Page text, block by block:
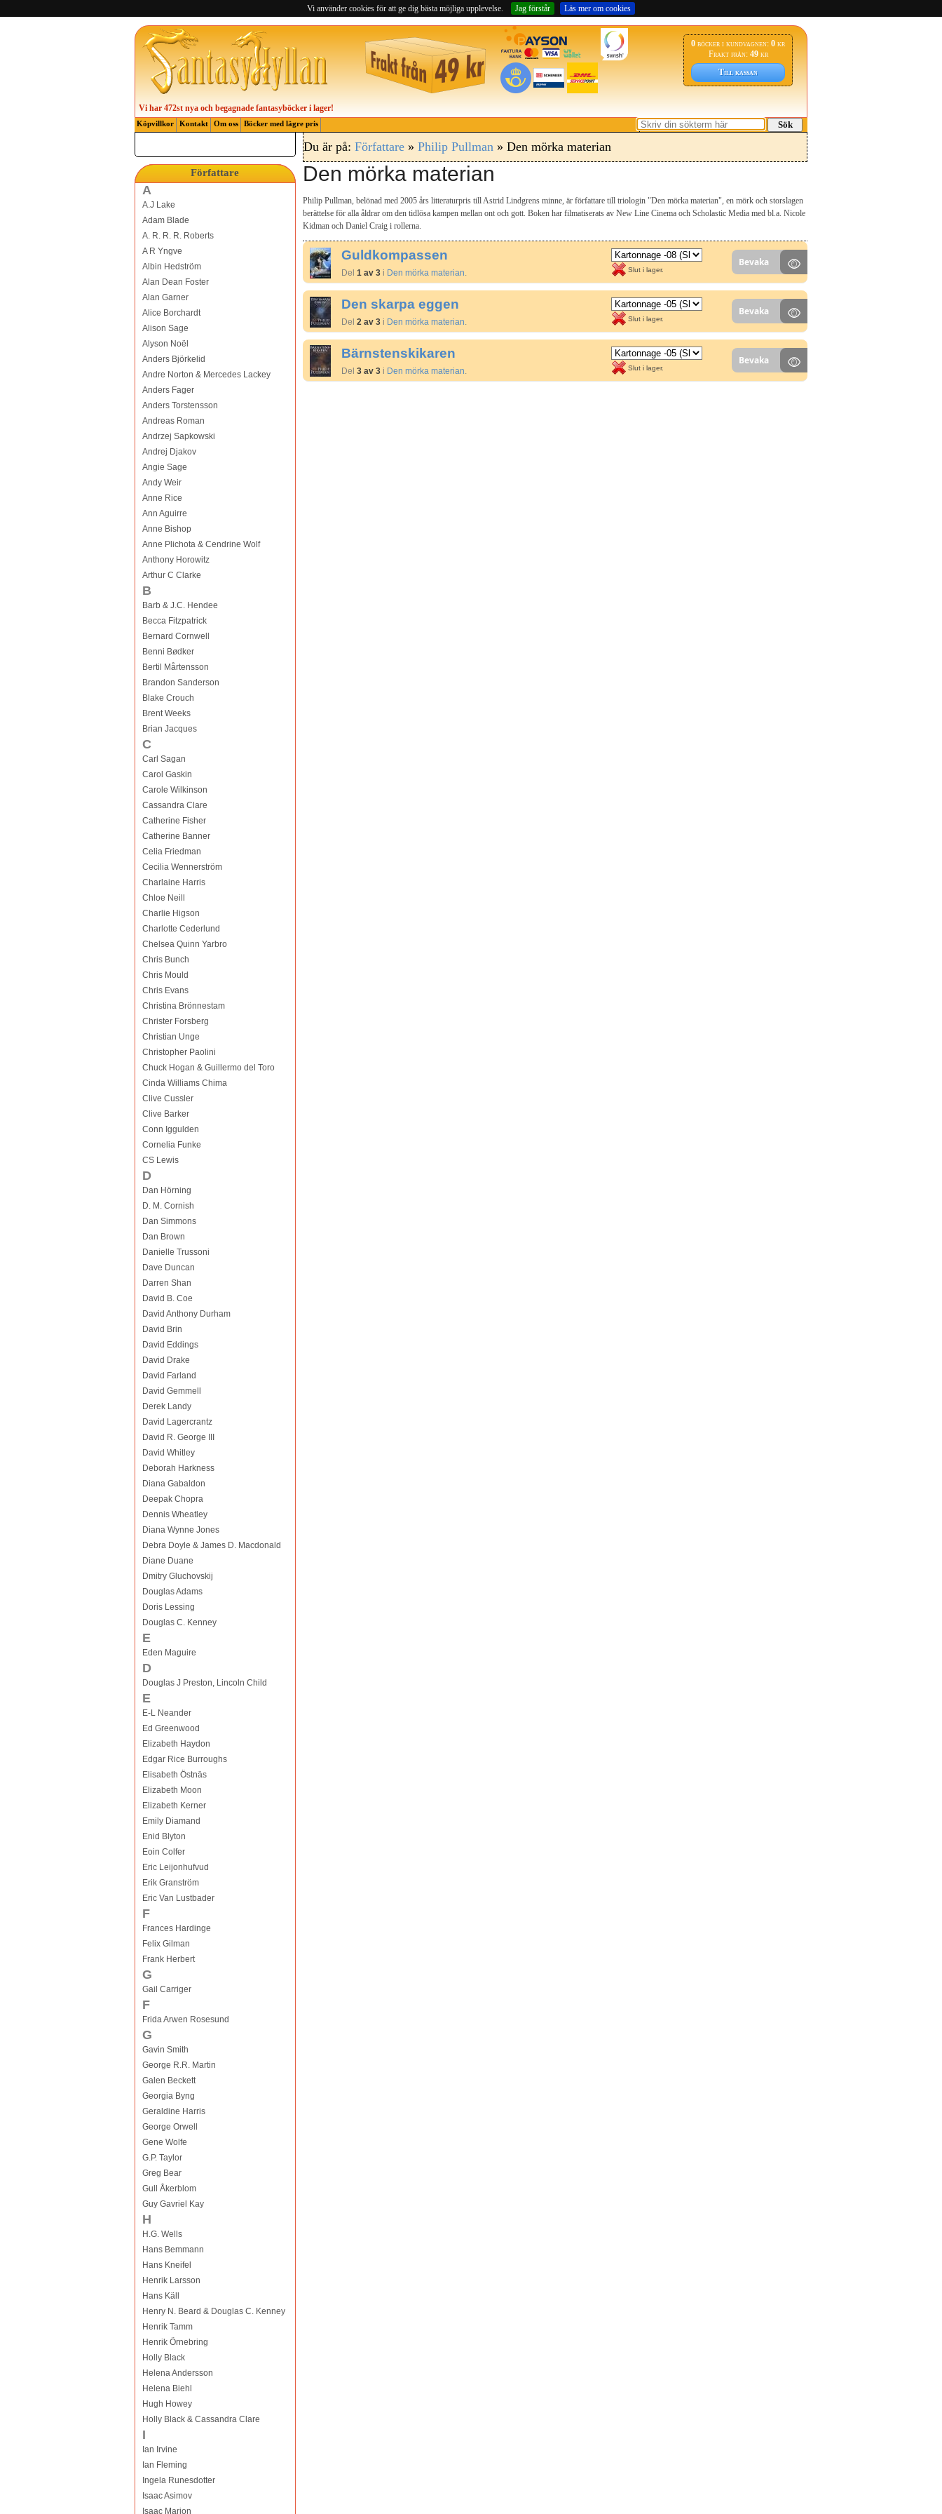
Vi använder cookies för att ge dig bästa möjliga upplevelse. Jag förstår Läs mer om cookies
0 böcker i kundvagnen:0kr
Frakt från: 49kr
Till kassan
Vi har 472st nya och begagnade fantasyböcker i lager!
Köpvillkor Kontakt Om oss Böcker med lägre pris Sök
Författare
A
A.J Lake
Adam Blade
A. R. R. R. Roberts
A R Yngve
Albin Hedström
Alan Dean Foster
Alan Garner
Alice Borchardt
Alison Sage
Alyson Noël
Anders Björkelid
Andre Norton & Mercedes Lackey
Anders Fager
Anders Torstensson
Andreas Roman
Andrzej Sapkowski
Andrej Djakov
Angie Sage
Andy Weir
Anne Rice
Ann Aguirre
Anne Bishop
Anne Plichota & Cendrine Wolf
Anthony Horowitz
Arthur C Clarke
B
Barb & J.C. Hendee
Becca Fitzpatrick
Bernard Cornwell
Benni Bødker
Bertil Mårtensson
Brandon Sanderson
Blake Crouch
Brent Weeks
Brian Jacques
C
Carl Sagan
Carol Gaskin
Carole Wilkinson
Cassandra Clare
Catherine Fisher
Catherine Banner
Celia Friedman
Cecilia Wennerström
Charlaine Harris
Chloe Neill
Charlie Higson
Charlotte Cederlund
Chelsea Quinn Yarbro
Chris Bunch
Chris Mould
Chris Evans
Christina Brönnestam
Christer Forsberg
Christian Unge
Christopher Paolini
Chuck Hogan & Guillermo del Toro
Cinda Williams Chima
Clive Cussler
Clive Barker
Conn Iggulden
Cornelia Funke
CS Lewis
D
Dan Hörning
D. M. Cornish
Dan Simmons
Dan Brown
Danielle Trussoni
Dave Duncan
Darren Shan
David B. Coe
David Anthony Durham
David Brin
David Eddings
David Drake
David Farland
David Gemmell
Derek Landy
David Lagercrantz
David R. George III
David Whitley
Deborah Harkness
Diana Gabaldon
Deepak Chopra
Dennis Wheatley
Diana Wynne Jones
Debra Doyle & James D. Macdonald
Diane Duane
Dmitry Gluchovskij
Douglas Adams
Doris Lessing
Douglas C. Kenney
E
Eden Maguire
D
Douglas J Preston, Lincoln Child
E
E-L Neander
Ed Greenwood
Elizabeth Haydon
Edgar Rice Burroughs
Elisabeth Östnäs
Elizabeth Moon
Elizabeth Kerner
Emily Diamand
Enid Blyton
Eoin Colfer
Eric Leijonhufvud
Erik Granström
Eric Van Lustbader
F
Frances Hardinge
Felix Gilman
Frank Herbert
G
Gail Carriger
F
Frida Arwen Rosesund
G
Gavin Smith
George R.R. Martin
Galen Beckett
Georgia Byng
Geraldine Harris
George Orwell
Gene Wolfe
G.P. Taylor
Greg Bear
Gull Åkerblom
Guy Gavriel Kay
H
H.G. Wells
Hans Bemmann
Hans Kneifel
Henrik Larsson
Hans Käll
Henry N. Beard & Douglas C. Kenney
Henrik Tamm
Henrik Örnebring
Holly Black
Helena Andersson
Helena Biehl
Hugh Howey
Holly Black & Cassandra Clare
I
Ian Irvine
Ian Fleming
Ingela Runesdotter
Isaac Asimov
Isaac Marion
Du är på: Författare» Philip Pullman» Den mörka materian
Den mörka materian
Philip Pullman, belönad med 2005 års litteraturpris till Astrid Lindgrens minne, är författare till triologin "Den mörka materian", en mörk och storslagen
berättelse för alla åldrar om den tidlösa kampen mellan ont och gott. Boken har filmatiserats av New Line Cinema och Scholastic Media med bl.a. Nicole
Kidman och Daniel Craig i rollerna.
Guldkompassen
Del 1 av 3i Den mörka materian. Slut i lager.
Bevaka
Den skarpa eggen
Del 2 av 3i Den mörka materian. Slut i lager.
Bevaka
Bärnstenskikaren
Del 3 av 3i Den mörka materian. Slut i lager.
Bevaka